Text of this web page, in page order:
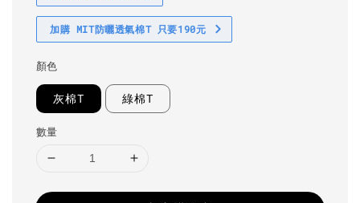
加購 MIT防曬透氣棉T 只要190元
顏色
灰棉T 綠棉T
數量